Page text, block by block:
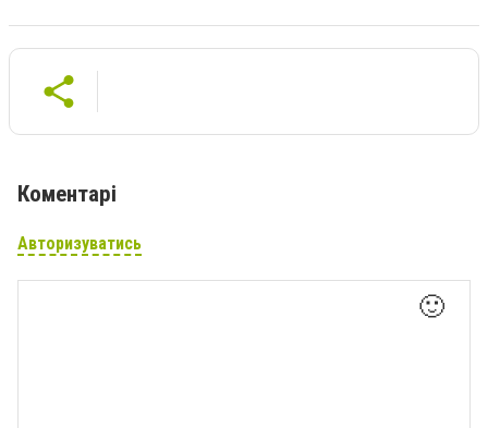
Коментарі
Авторизуватись
🙂